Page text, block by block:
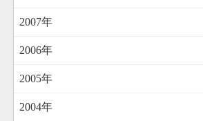
2007年
2006年
2005年
2004年